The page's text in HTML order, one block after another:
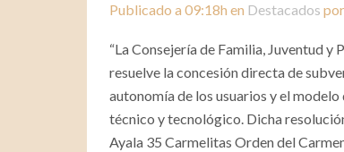
Publicado a 09:18h en Destacados por
“La Consejería de Familia, Juventud
resuelve la concesión directa de
autonomía de los usuarios y el
técnico y tecnológico. Dicha
Ayala 35 Carmelitas Orden del